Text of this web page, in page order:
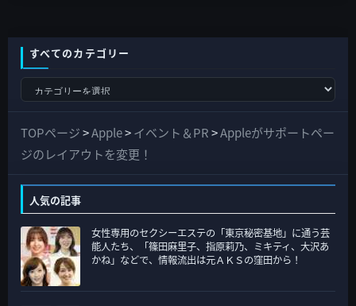
すべてのカテゴリー
て
の
ゴ
リ
ー
TOPページ>Apple>イベント＆PR>Appleがサポートペー
ジのレイアウトを変更！
人気の記事
女性専用のセクシーエステの「東京秘密基地」に通う芸
能人たち、「篠田麻里子、指原莉乃、ミキティ、大沢あ
かね」などで、情報流出は元ＡＫＳの窪田から！